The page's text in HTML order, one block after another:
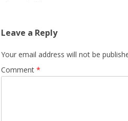
Leave a Reply
Your email address will not be
Comment *